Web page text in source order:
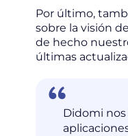
Por último,
sobre la visión
de hecho
últimas
Didomi